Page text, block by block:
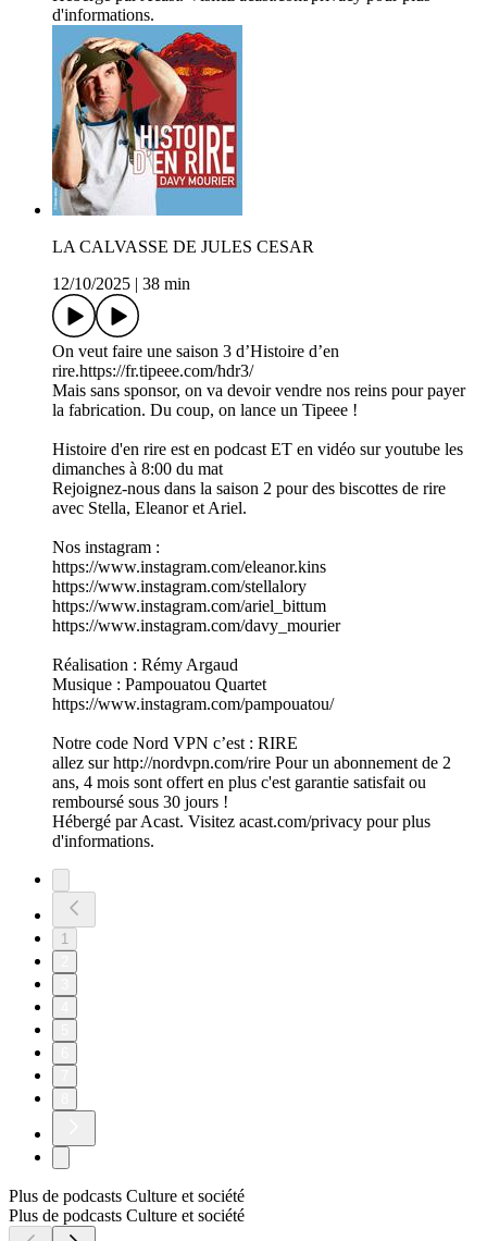
d'informations.
LA CALVASSE DE JULES CESAR
12/10/2025
38 min
On veut faire une saison 3 d’Histoire d’en
rire.https://fr.tipeee.com/hdr3/
Mais sans sponsor, on va devoir vendre nos reins pour payer
la fabrication. Du coup, on lance un Tipeee !
Histoire d'en rire est en podcast ET en vidéo sur youtube les
dimanches à 8:00 du mat
Rejoignez-nous dans la saison 2 pour des biscottes de rire
avec Stella, Eleanor et Ariel.
Nos instagram :
https://www.instagram.com/eleanor.kins
https://www.instagram.com/stellalory
https://www.instagram.com/ariel_bittum
https://www.instagram.com/davy_mourier
Réalisation : Rémy Argaud
Musique : Pampouatou Quartet
https://www.instagram.com/pampouatou/
Notre code Nord VPN c’est : RIRE
allez sur http://nordvpn.com/rire Pour un abonnement de 2
ans, 4 mois sont offert en plus c'est garantie satisfait ou
remboursé sous 30 jours !
Hébergé par Acast. Visitez acast.com/privacy pour plus
d'informations.
1
Plus de podcasts Culture et société
Plus de podcasts Culture et société